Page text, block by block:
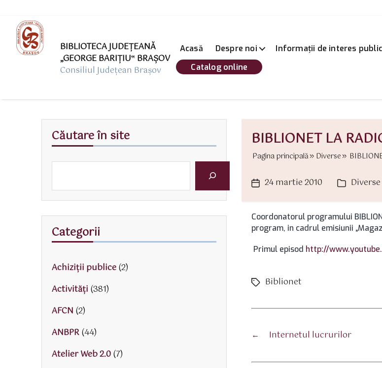
BIBLIOTECA JUDEȚEANĂ
„GEORGE BARIŢIU‟ BRAŞOV
Consiliul Județean Brașov
Acasă Despre noi Informații de interes public
Catalog online
BIBLIONET LA
Pagina principală Diverse
Dată24 martie 2010 Categorii
Diverse
Coordonatorul programului
program, in cadrul emisiunii
Primul episod http://
Etichete
Biblionet
← Internetul lucrurilor
Căutare în site
Categorii
Achiziții publice(2)
Activităţi (381)
AFCN (2)
ANBPR(44)
Atelier Web 2.0(7)